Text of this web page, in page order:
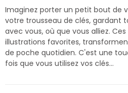
Imaginez porter un petit bout de
votre trousseau de clés, gardant
avec vous, où que vous alliez.
illustrations favorites,
de poche quotidien. C'est une
fois que vous utilisez vos clés...